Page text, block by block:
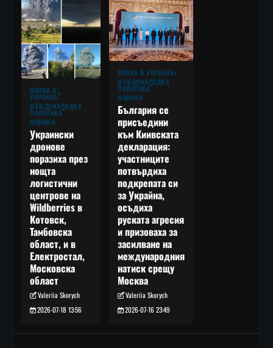
ВОЙНА В
УКРАЙНА
МЕЖДУНАРОДНА
ПОЛИТИКА
НОВИНИ
Украински
дронове
поразиха през
нощта
логистични
центрове на
Wildberries в
Котовск,
Тамбовска
област, и в
Електростал,
Московска
област
Valeriia Skorych
2026-07-18 13:56
ВОЙНА В УКРАЙНА
МЕЖДУНАРОДНА
ПОЛИТИКА
НОВИНИ
България се
присъедини
към Киивската
декларация:
участниците
потвърдиха
подкрепата си
за Украйна,
осъдиха
руската агресия
и призоваха за
засилване на
международния
натиск срещу
Москва
Valeriia Skorych
2026-07-16 23:49